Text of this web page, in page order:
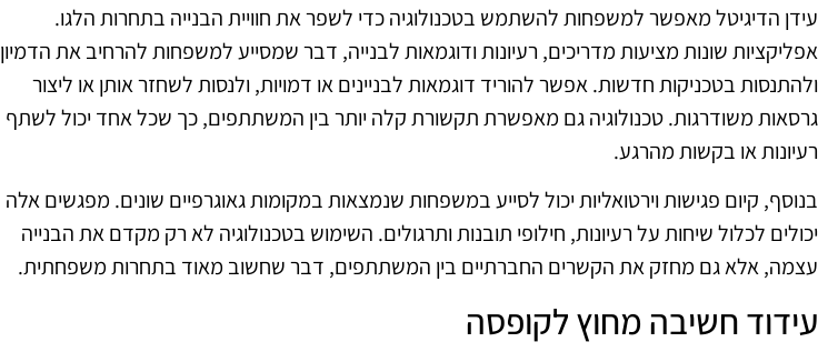
עידן הדיגיטל מאפשר למשפחות להשתמש בטכנולוגיה כדי לשפר את חוויית הבנייה בתחרות הלגו.
אפליקציות שונות מציעות מדריכים, רעיונות ודוגמאות לבנייה, דבר שמסייע למשפחות להרחיב את הדמיון
ולהתנסות בטכניקות חדשות. אפשר להוריד דוגמאות לבניינים או דמויות, ולנסות לשחזר אותן או ליצור
גרסאות משודרגות. טכנולוגיה גם מאפשרת תקשורת קלה יותר בין המשתתפים, כך שכל אחד יכול לשתף
רעיונות או בקשות מהרגע.
בנוסף, קיום פגישות וירטואליות יכול לסייע במשפחות שנמצאות במקומות גאוגרפיים שונים. מפגשים אלה
יכולים לכלול שיחות על רעיונות, חילופי תובנות ותרגולים. השימוש בטכנולוגיה לא רק מקדם את הבנייה
עצמה, אלא גם מחזק את הקשרים החברתיים בין המשתתפים, דבר שחשוב מאוד בתחרות משפחתית.
עידוד חשיבה מחוץ לקופסה